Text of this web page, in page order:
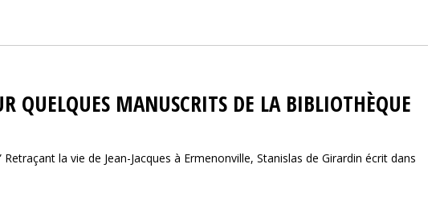
QUELQUES MANUSCRITS DE LA BIBLIOTHÈQUE
la vie de Jean-Jacques à Ermenonville, Stanislas de Girardin écrit dans